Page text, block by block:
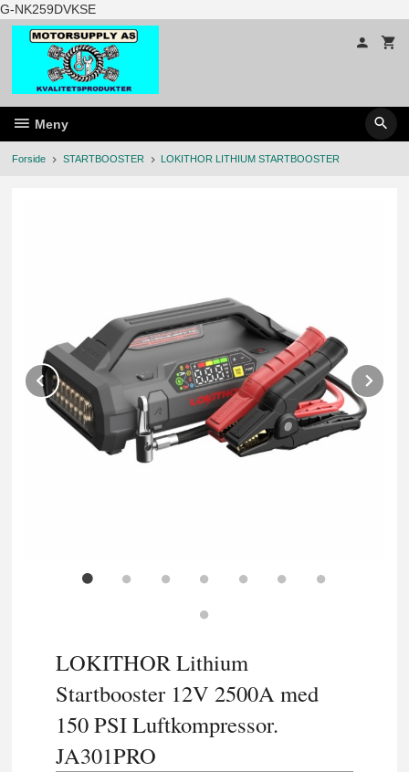
G-NK259DVKSEGå
til
innholdet
Meny
Forside STARTBOOSTER LOKITHOR LITHIUM STARTBOOSTER
Prev
LOKITHOR Lithium
Startbooster 12V 2500A med
150 PSI Luftkompressor.
JA301PRO